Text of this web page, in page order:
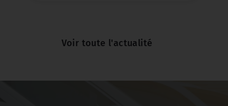
Voir toute l'actualité